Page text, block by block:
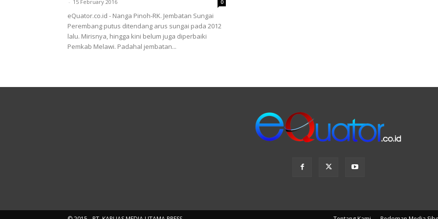
- 15 February 2016 0
eQuator.co.id - Nanga Pinoh-RK. Jembatan Sungai
Perembang putus ditendang arus sungai pada 2012
lalu. Mirisnya, hingga kini belum juga diperbaiki
Pemkab Melawi. Padahal jembatan...